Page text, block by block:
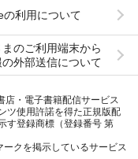
の利用について
まのご利用端末から
外部送信について
店・電子書籍配信サービス
ツ使用許諾を得た正規版配
す登録商標（登録番号 第
クを掲示しているサービス